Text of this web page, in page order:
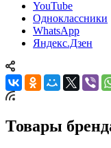
YouTube
Одноклассники
WhatsApp
Яндекс.Дзен
Товары